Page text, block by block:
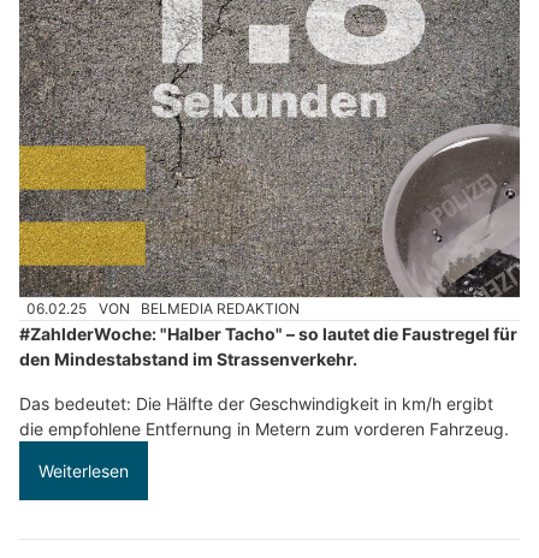
06.02.25 VON BELMEDIA REDAKTION
#ZahlderWoche: "Halber Tacho" – so lautet die Faustregel für
den Mindestabstand im Strassenverkehr.
Das bedeutet: Die Hälfte der Geschwindigkeit in km/h ergibt
die empfohlene Entfernung in Metern zum vorderen Fahrzeug.
Weiterlesen